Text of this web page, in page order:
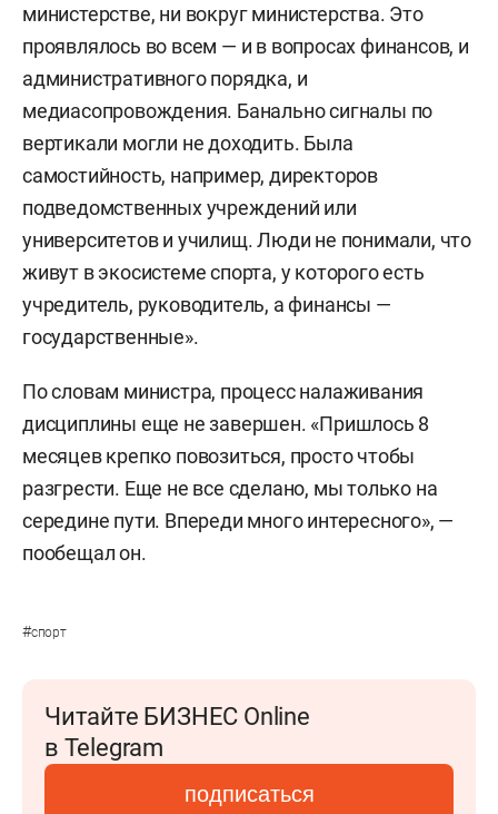
министерстве, ни вокруг министерства. Это
проявлялось во всем — и в вопросах финансов, и
административного порядка, и
медиасопровождения. Банально сигналы по
вертикали могли не доходить. Была
самостийность, например, директоров
подведомственных учреждений или
университетов и училищ. Люди не понимали, что
живут в экосистеме спорта, у которого есть
учредитель, руководитель, а финансы —
государственные».
По словам министра, процесс налаживания
дисциплины еще не завершен. «Пришлось 8
месяцев крепко повозиться, просто чтобы
разгрести. Еще не все сделано, мы только на
середине пути. Впереди много интересного», —
пообещал он.
#спорт
Читайте БИЗНЕС Online
в Telegram
подписаться